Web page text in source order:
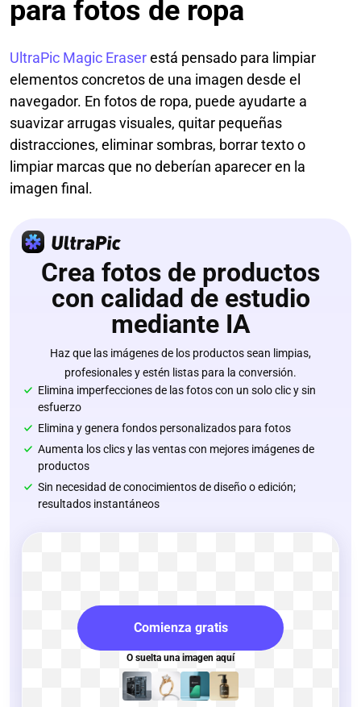
para fotos de ropa
UltraPic Magic Eraserestá pensado para limpiar
elementos concretos de una imagen desde el
navegador. En fotos de ropa, puede ayudarte a
suavizar arrugas visuales, quitar pequeñas
distracciones, eliminar sombras, borrar texto o
limpiar marcas que no deberían aparecer en la
imagen final.
Crea fotos de productos
con calidad de estudio
mediante IA
Haz que las imágenes de los productos sean limpias,
profesionales y estén listas para la conversión.
Elimina imperfecciones de las fotos con un solo clic y sin
esfuerzo
Elimina y genera fondos personalizados para fotos
Aumenta los clics y las ventas con mejores imágenes de
productos
Sin necesidad de conocimientos de diseño o edición;
resultados instantáneos
Comienza gratis
O suelta una imagen aquí